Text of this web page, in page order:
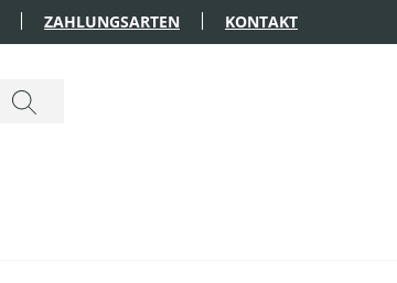
ZAHLUNGSARTEN KONTAKT